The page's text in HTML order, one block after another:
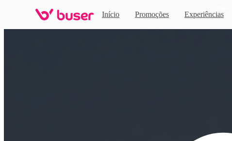
Início Promoções Experiências
Home